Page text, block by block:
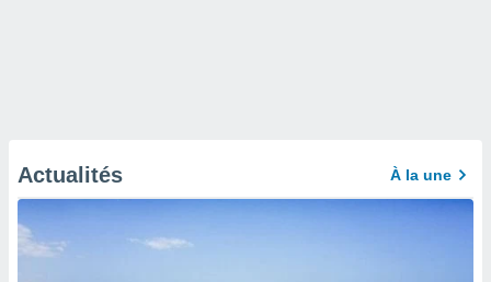
Actualités À la une